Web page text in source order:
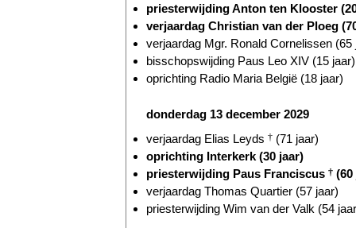
priesterwijding Anton ten Klooster
verjaardag Christian van der Ploeg
verjaardag Mgr. Ronald Cornelissen (65
bisschopswijding Paus Leo XIV (15 jaar)
oprichting Radio Maria België (18 jaar)
donderdag 13 december 2029
verjaardag Elias Leyds † (71 jaar)
oprichting Interkerk (30 jaar)
priesterwijding Paus Franciscus † (60
verjaardag Thomas Quartier (57 jaar)
priesterwijding Wim van der Valk (54